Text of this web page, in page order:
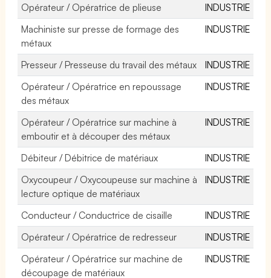
Opérateur / Opératrice de plieuse
INDUSTRIE
Machiniste sur presse de formage des
métaux
INDUSTRIE
Presseur / Presseuse du travail des métaux
INDUSTRIE
Opérateur / Opératrice en repoussage
des métaux
INDUSTRIE
Opérateur / Opératrice sur machine à
emboutir et à découper des métaux
INDUSTRIE
Débiteur / Débitrice de matériaux
INDUSTRIE
Oxycoupeur / Oxycoupeuse sur machine à
lecture optique de matériaux
INDUSTRIE
Conducteur / Conductrice de cisaille
INDUSTRIE
Opérateur / Opératrice de redresseur
INDUSTRIE
Opérateur / Opératrice sur machine de
découpage de matériaux
INDUSTRIE